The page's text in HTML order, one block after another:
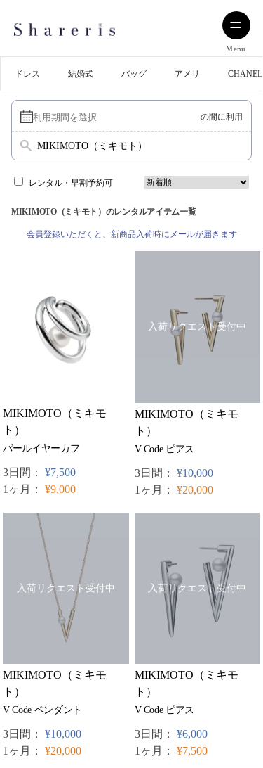
Menu
ドレス 結婚式 バッグ アメリ CHANEL
の間に利用
MIKIMOTO（ミキモト）
レンタル・早割予約可
MIKIMOTO（ミキモト）のレンタルアイテム一覧
会員登録いただくと、新商品入荷時にメールが届きます
MIKIMOTO（ミキモ
ト）
パールイヤーカフ
3日間： ¥7,500
1ヶ月： ¥9,000
入荷リクエスト受付中
MIKIMOTO（ミキモ
ト）
V Code ピアス
3日間： ¥10,000
1ヶ月： ¥20,000
入荷リクエスト受付中
MIKIMOTO（ミキモ
ト）
V Code ペンダント
3日間： ¥10,000
1ヶ月： ¥20,000
入荷リクエスト受付中
MIKIMOTO（ミキモ
ト）
V Code ピアス
3日間： ¥6,000
1ヶ月： ¥7,500